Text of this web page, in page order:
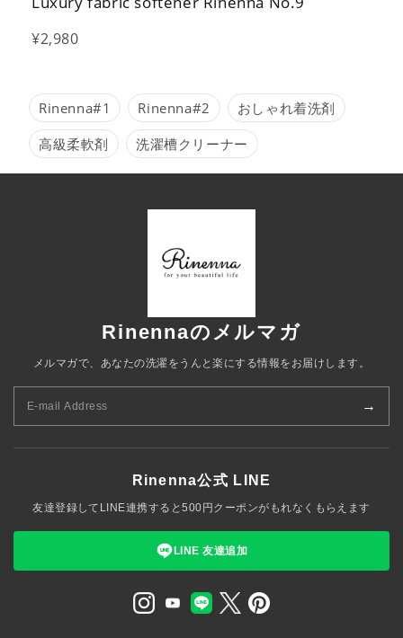
¥2,980
Rinenna#1 Rinenna#2
おしゃれ着洗剤
高級柔軟剤
洗濯槽クリーナー
Rinennaのメルマガ
メルマガで、あなたの洗濯をうんと楽にする情報をお届けします。
→
Rinenna公式 LINE
友達登録してLINE連携すると500円クーポンがもれなくもらえます
LINE 友達追加